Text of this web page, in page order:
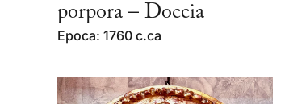
porpora – Doccia
Epoca: 1760 c.ca